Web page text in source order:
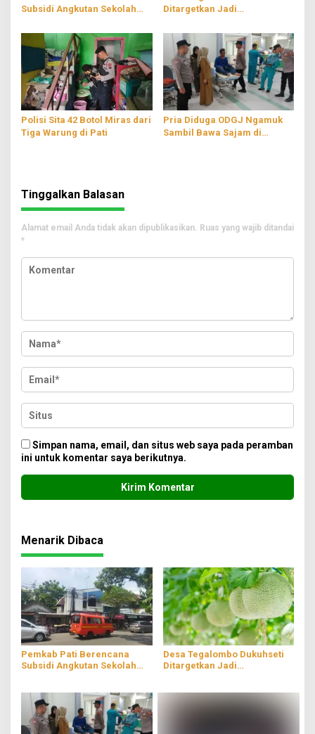
Subsidi Angkutan Sekolah
Ditargetkan Jadi
Modern
Polisi Sita 42 Botol Miras dari
Tiga Warung di Pati
Pria Diduga ODGJ Ngamuk
Sambil Bawa Sajam di
Tinggalkan Balasan
Alamat email Anda tidak akan dipublikasikan. Ruas yang wajib ditandai
*
Simpan nama, email, dan situs web saya pada peramban
ini untuk komentar saya berikutnya.
Menarik Dibaca
Pemkab Pati Berencana
Subsidi Angkutan Sekolah
Desa Tegalombo Dukuhseti
Ditargetkan Jadi